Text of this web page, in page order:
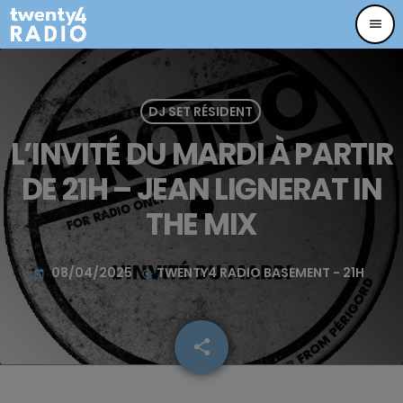
menu
DJ SET RÉSIDENT
L’INVITÉ DU MARDI À PARTIR
DE 21H – JEAN LIGNERAT IN
THE MIX
today 08/04/2025 my_location TWENTY4 RADIO BASEMENT - 21H
share
email